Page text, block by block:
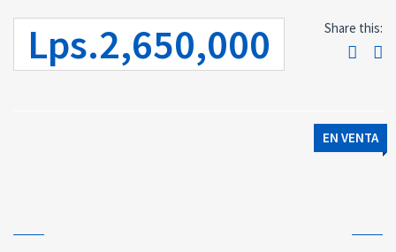
Lps.2,650,000 Share this:
EN VENTA